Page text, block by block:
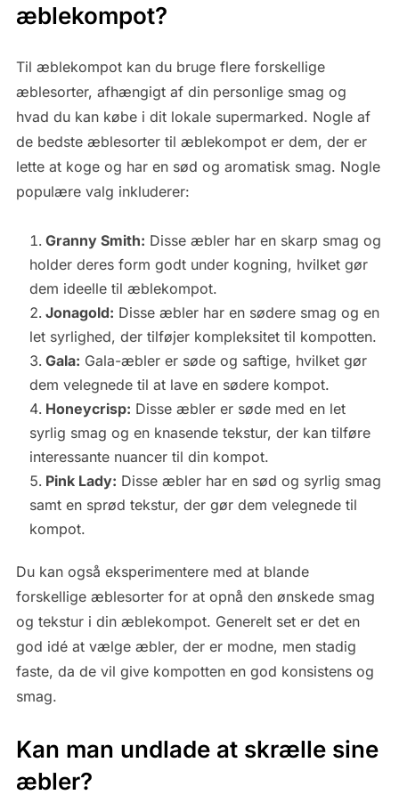
æblekompot?
Til æblekompot kan du bruge flere forskellige
æblesorter, afhængigt af din personlige smag og
hvad du kan købe i dit lokale supermarked. Nogle af
de bedste æblesorter til æblekompot er dem, der er
lette at koge og har en sød og aromatisk smag. Nogle
populære valg inkluderer:
Granny Smith: Disse æbler har en skarp smag og
holder deres form godt under kogning, hvilket gør
dem ideelle til æblekompot.
Jonagold: Disse æbler har en sødere smag og en
let syrlighed, der tilføjer kompleksitet til kompotten.
Gala: Gala-æbler er søde og saftige, hvilket gør
dem velegnede til at lave en sødere kompot.
Honeycrisp: Disse æbler er søde med en let
syrlig smag og en knasende tekstur, der kan tilføre
interessante nuancer til din kompot.
Pink Lady: Disse æbler har en sød og syrlig smag
samt en sprød tekstur, der gør dem velegnede til
kompot.
Du kan også eksperimentere med at blande
forskellige æblesorter for at opnå den ønskede smag
og tekstur i din æblekompot. Generelt set er det en
god idé at vælge æbler, der er modne, men stadig
faste, da de vil give kompotten en god konsistens og
smag.
Kan man undlade at skrælle sine
æbler?